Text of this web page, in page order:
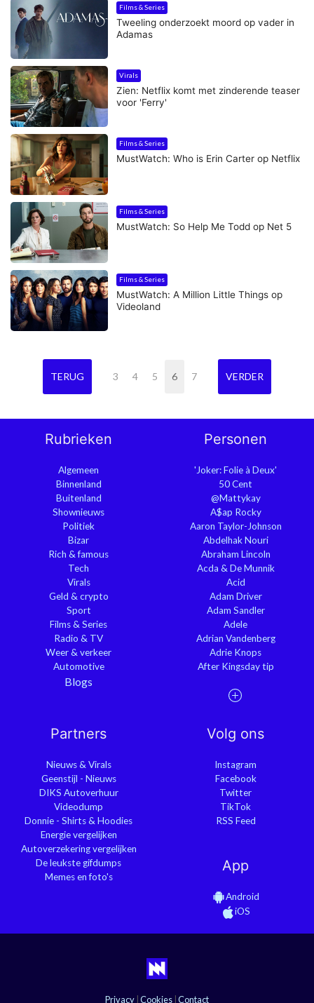
Films & Series
Tweeling onderzoekt moord op vader in
Adamas
Virals
Zien: Netflix komt met zinderende teaser
voor 'Ferry'
Films & Series
MustWatch: Who is Erin Carter op Netflix
Films & Series
MustWatch: So Help Me Todd op Net 5
Films & Series
MustWatch: A Million Little Things op
Videoland
TERUG 3 4 5 6 7 VERDER
Rubrieken
Algemeen
Binnenland
Buitenland
Shownieuws
Politiek
Bizar
Rich & famous
Tech
Virals
Geld & crypto
Sport
Films & Series
Radio & TV
Weer & verkeer
Automotive
Blogs
Personen
'Joker: Folie à Deux'
50 Cent
@Mattykay
A$ap Rocky
Aaron Taylor-Johnson
Abdelhak Nouri
Abraham Lincoln
Acda & De Munnik
Acid
Adam Driver
Adam Sandler
Adele
Adrian Vandenberg
Adrie Knops
After Kingsday tip
Partners
Nieuws & Virals
Geenstijl - Nieuws
DIKS Autoverhuur
Videodump
Donnie - Shirts & Hoodies
Energie vergelijken
Autoverzekering vergelijken
De leukste gifdumps
Memes en foto's
Volg ons
Instagram
Facebook
Twitter
TikTok
RSS Feed
App
Android
iOS
Privacy Cookies Contact